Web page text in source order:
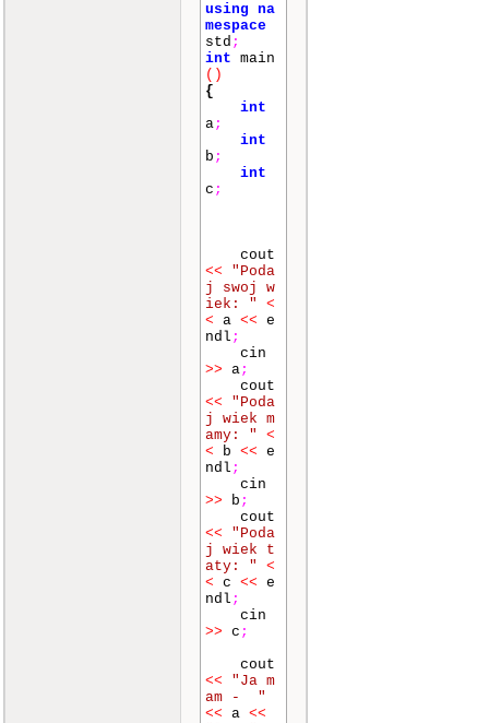
using na
mespace
std ;
int main
()
{
int
a;
int
b ;
int
c ;
cout
<<
"Poda
j swoj w
iek: "
<
< a << e
ndl ;
cin
>> a;
cout
<<
"Poda
j wiek m
amy: "
<
< b << e
ndl ;
cin
>> b ;
cout
<<
"Poda
j wiek t
aty: "
<
< c << e
ndl ;
cin
>> c ;
cout
<<
"Ja m
am - "
<< a <<